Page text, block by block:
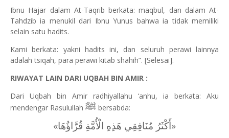
Ibnu Hajar dalam At-Taqrib berkata: maqbul, dan dalam At-
Tahdzib ia menukil dari Ibnu Yunus bahwa ia tidak memiliki
selain satu hadits.
Kami berkata: yakni hadits ini, dan seluruh perawi lainnya
adalah tsiqah, para perawi kitab shahih”. [Selesai].
RIWAYAT LAIN DARI UQBAH BIN AMIR :
Dari Uqbah bin Amir radhiyallahu ‘anhu, ia berkata: Aku
mendengar Rasulullah ﷺ bersabda:
«‌أَكْثَرُ ‌مُنَافِقِي ‌هَذِهِ ‌الْأُمَّةِ ‌قُرَّاؤُهَا»